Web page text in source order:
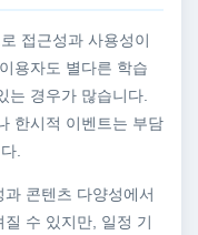
접근성과 사용성이
용자도 별다른 학습
는 경우가 많습니다.
한시적 이벤트는 부담
.
콘텐츠 다양성에서
수 있지만, 일정 기